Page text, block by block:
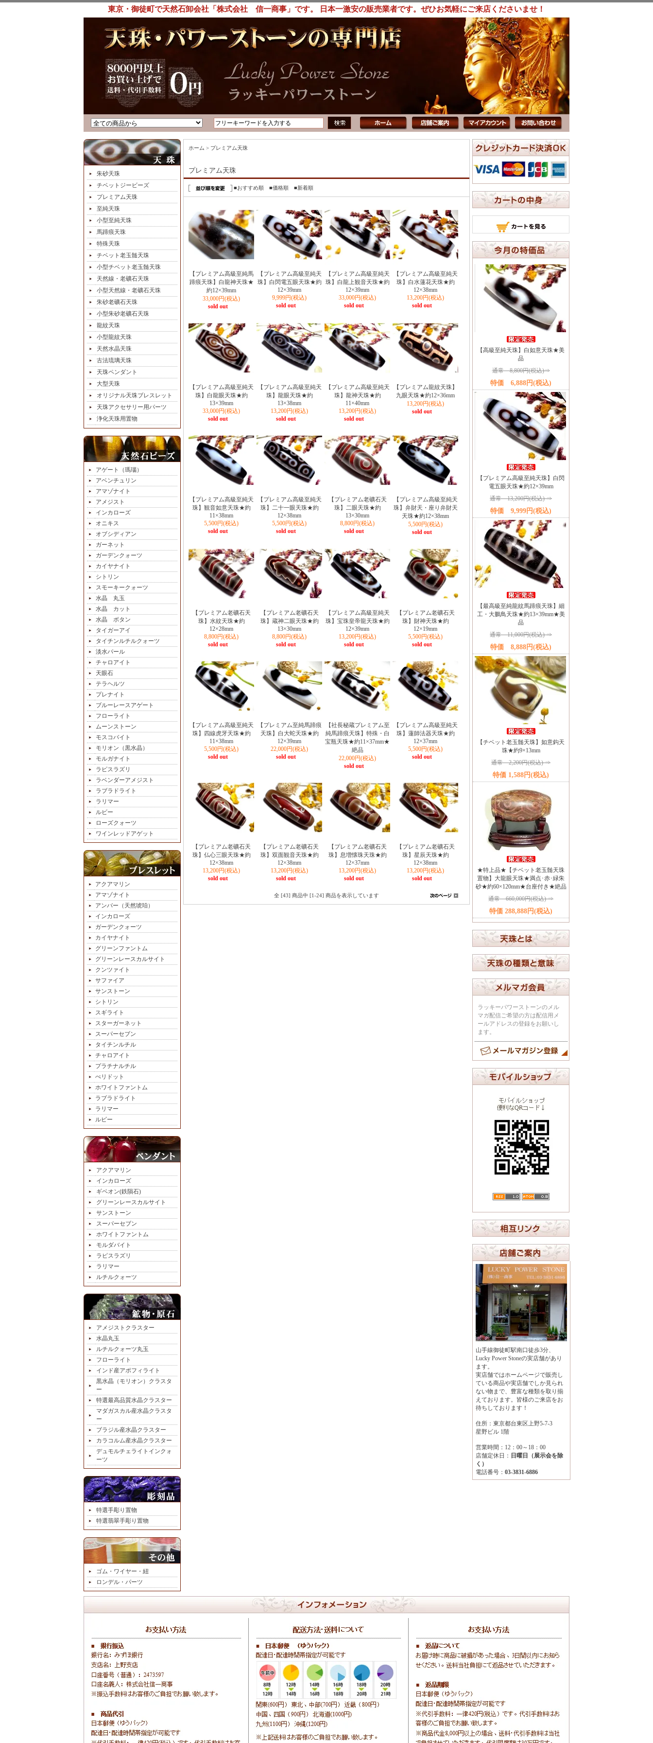
東京・御徒町で天然石卸会社「株式会社 信一商事」です。 日本一激安の販売業者です。ぜひお気軽にご来店くださいませ！
朱砂天珠
チベットジービーズ
プレミアム天珠
至純天珠
小型至純天珠
馬蹄痕天珠
特殊天珠
チベット老玉髄天珠
小型チベット老玉髄天珠
天然線・老礦石天珠
小型天然線・老礦石天珠
朱砂老礦石天珠
小型朱砂老礦石天珠
龍紋天珠
小型龍紋天珠
天然水晶天珠
古法琉璃天珠
天珠ペンダント
大型天珠
オリジナル天珠ブレスレット
天珠アクセサリー用パーツ
浄化天珠用置物
アゲート（瑪瑙）
アベンチュリン
アマゾナイト
アメジスト
インカローズ
オニキス
オブシディアン
ガーネット
ガーデンクォーツ
カイヤナイト
シトリン
スモーキークォーツ
水晶 丸玉
水晶 カット
水晶 ボタン
タイガーアイ
タイチンルチルクォーツ
淡水パール
チャロアイト
天眼石
テラヘルツ
プレナイト
ブルーレースアゲート
フローライト
ムーンストーン
モスコバイト
モリオン（黒水晶）
モルガナイト
ラピスラズリ
ラベンダーアメジスト
ラブラドライト
ラリマー
ルビー
ローズクォーツ
ワインレッドアゲット
アクアマリン
アマゾナイト
アンバー（天然琥珀）
インカローズ
ガーデンクォーツ
カイヤナイト
グリーンファントム
グリーンレースカルサイト
クンツァイト
サファイア
サンストーン
シトリン
スギライト
スターガーネット
スーパーセブン
タイチンルチル
チャロアイト
プラチナルチル
ぺリドット
ホワイトファントム
ラブラドライト
ラリマー
ルビー
アクアマリン
インカローズ
ギベオン(鉄隕石)
グリーンレースカルサイト
サンストーン
スーパーセブン
ホワイトファントム
モルダバイト
ラピスラズリ
ラリマー
ルチルクォーツ
アメジストクラスター
水晶丸玉
ルチルクォーツ丸玉
フローライト
インド産アポフィライト
黒水晶（モリオン）クラスタ
ー
特選最高品質水晶クラスター
マダガスカル産水晶クラスタ
ー
ブラジル産水晶クラスター
カラコルム産水晶クラスター
デュモルチェライトインクォ
ーツ
特選手彫り置物
特選翡翠手彫り置物
ゴム・ワイヤー・紐
ロンデル・パーツ
ホーム > プレミアム天珠
プレミアム天珠
■おすすめ順 ■価格順 ■新着順
【プレミアム高級至純馬
蹄痕天珠】白龍神天珠★
約12×39mm
33,000円(税込)
sold out
【プレミアム高級至純天
珠】白閃電五眼天珠★約
12×39mm
9,999円(税込)
sold out
【プレミアム高級至純天
珠】白龍上観音天珠★約
12×39mm
33,000円(税込)
sold out
【プレミアム高級至純天
珠】白水蓮花天珠★約
12×38mm
13,200円(税込)
sold out
【プレミアム高級至純天
珠】白龍眼天珠★約
13×39mm
33,000円(税込)
sold out
【プレミアム高級至純天
珠】龍眼天珠★約
13×38mm
13,200円(税込)
sold out
【プレミアム高級至純天
珠】龍神天珠★約
11×40mm
13,200円(税込)
sold out
【プレミアム龍紋天珠】
九眼天珠★約12×36mm
13,200円(税込)
sold out
【プレミアム高級至純天
珠】観音如意天珠★約
11×38mm
5,500円(税込)
sold out
【プレミアム高級至純天
珠】二十一眼天珠★約
12×38mm
5,500円(税込)
sold out
【プレミアム老礦石天
珠】二眼天珠★約
13×30mm
8,800円(税込)
sold out
【プレミアム高級至純天
珠】弁財天・座り弁財天
天珠★約12×38mm
5,500円(税込)
sold out
【プレミアム老礦石天
珠】水紋天珠★約
12×28mm
8,800円(税込)
sold out
【プレミアム老礦石天
珠】蔵神二眼天珠★約
13×30mm
8,800円(税込)
sold out
【プレミアム高級至純天
珠】宝珠皇帝龍天珠★約
12×39mm
13,200円(税込)
sold out
【プレミアム老礦石天
珠】財神天珠★約
12×19mm
5,500円(税込)
sold out
【プレミアム高級至純天
珠】四線虎牙天珠★約
11×38mm
5,500円(税込)
sold out
【プレミアム至純馬蹄痕
天珠】白大蛇天珠★約
12×39mm
22,000円(税込)
sold out
【社長秘蔵プレミアム至
純馬蹄痕天珠】特殊・白
宝瓶天珠★約11×37mm★
絶品
22,000円(税込)
sold out
【プレミアム高級至純天
珠】蓮師法器天珠★約
12×37mm
5,500円(税込)
sold out
【プレミアム老礦石天
珠】仏心三眼天珠★約
12×38mm
13,200円(税込)
sold out
【プレミアム老礦石天
珠】双面観音天珠★約
12×38mm
13,200円(税込)
sold out
【プレミアム老礦石天
珠】息増懐珠天珠★約
12×37mm
13,200円(税込)
sold out
【プレミアム老礦石天
珠】星辰天珠★約
12×38mm
13,200円(税込)
sold out
全 [43] 商品中 [1-24] 商品を表示しています
【高級至純天珠】白如意天珠★美
品
通常 8,800円(税込)⇒
特価 6,888円(税込)
【プレミアム高級至純天珠】白閃
電五眼天珠★約12×39mm
通常 13,200円(税込) ⇒
特価 9,999円(税込)
【最高級至純龍紋馬蹄痕天珠】細
工・大鵬鳥天珠★約13×39mm★美
品
通常 11,000円(税込) ⇒
特価 8,888円(税込)
【チベット老玉髄天珠】如意鈎天
珠★約9×13mm
通常 2,200円(税込) ⇒
特価 1,588円(税込)
★特上品★【チベット老玉髄天珠
置物】大龍眼天珠★満点･赤･緑朱
砂★約60×120mm★台座付き★絶品
通常 660,000円(税込) ⇒
特価 288,888円(税込)
ラッキーパワーストーンのメル
マガ配信ご希望の方は配信用メ
ールアドレスの登録をお願いし
ます。
山手線御徒町駅南口徒歩3分、
Lucky Power Stoneの実店舗があり
ます。
実店舗ではホームページで販売し
ている商品や実店舗でしか見られ
ない物まで、豊富な種類を取り揃
えております。皆様のご来店をお
待ちしております！
住所：東京都台東区上野5-7-3
星野ビル 1階
営業時間：12：00～18：00
店舗定休日： 日曜日（展示会を除
く）
電話番号： 03-3831-6886